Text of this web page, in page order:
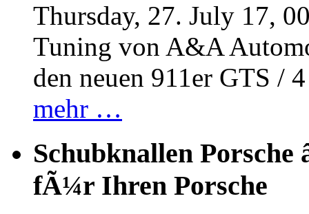
Thursday, 27. July 17,
Tuning von A&A
den neuen 911er GTS /
mehr …
Schubknallen Porsche
fÃ¼r Ihren Porsche